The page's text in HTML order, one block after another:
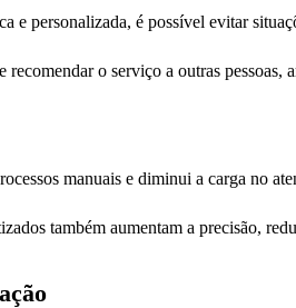
e personalizada, é possível evitar
recomendar o serviço a outras
manuais e diminui a carga no
também aumentam a precisão,